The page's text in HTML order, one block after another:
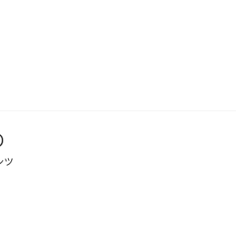
ツ